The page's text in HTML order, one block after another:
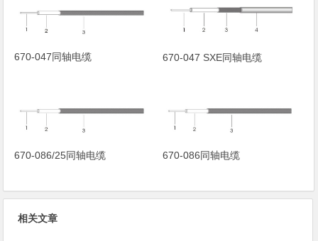
670-047同轴电缆 670-047 SXE同轴电缆
670-086/25同轴电缆 670-086同轴电缆
相关文章